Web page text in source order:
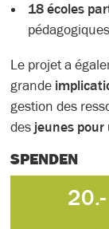
18 écoles
Le projet a
grande
gestion des
des jeunes
SPENDEN
20.-